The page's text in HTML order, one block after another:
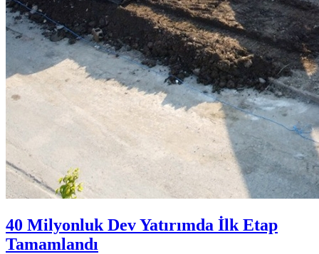
40 Milyonluk Dev Yatırımda İlk Etap
Tamamlandı